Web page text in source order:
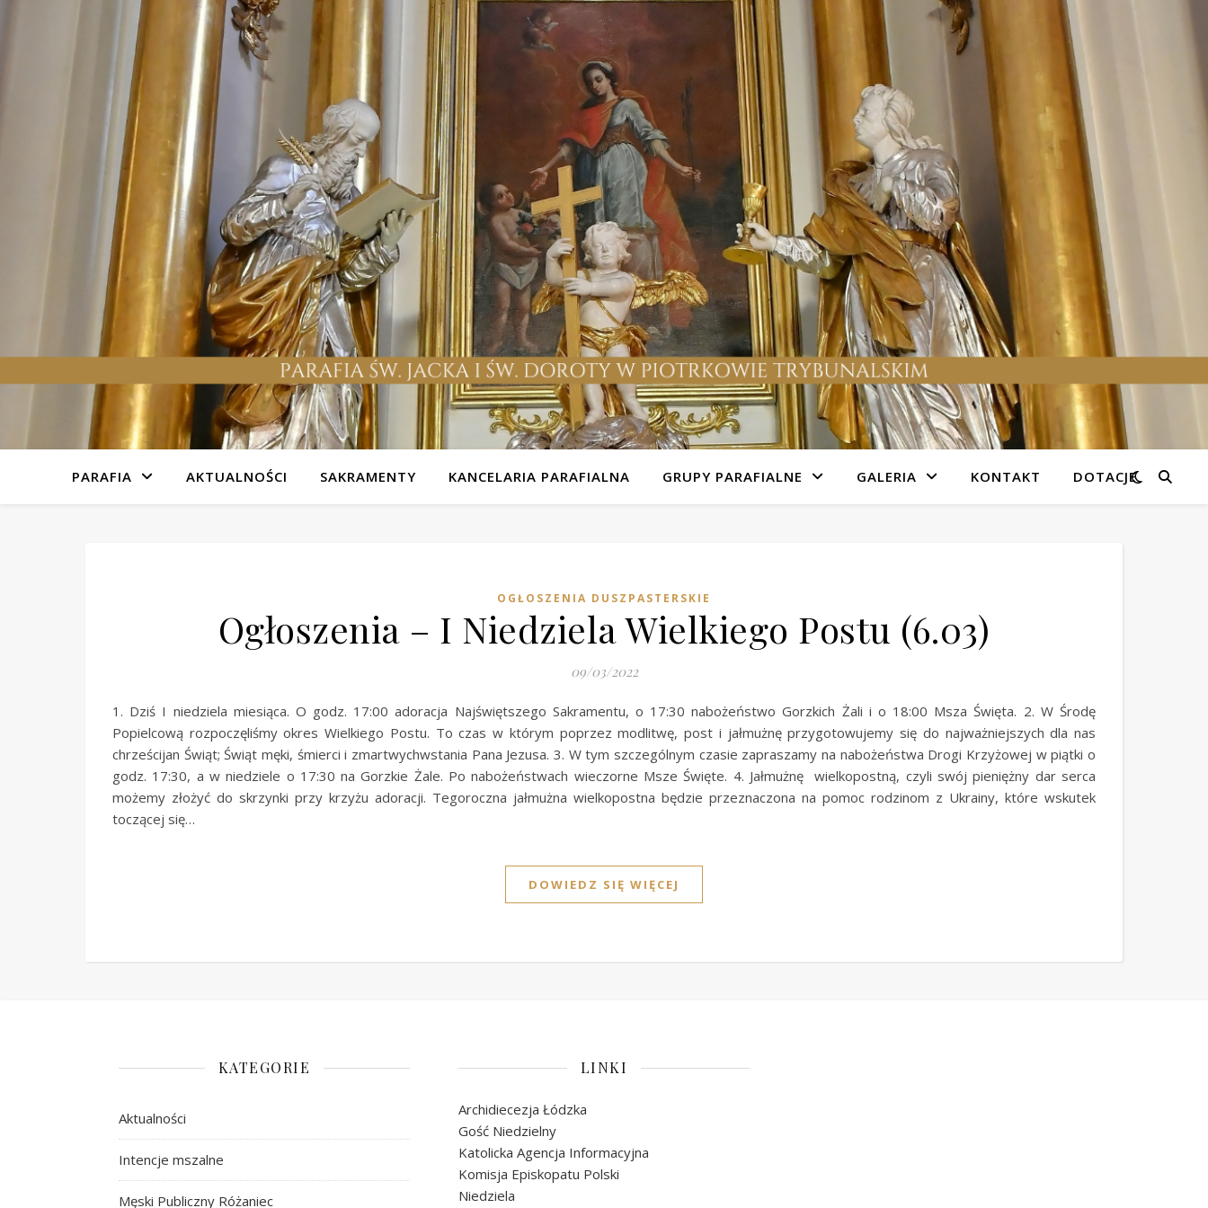
PARAFIA AKTUALNOŚCI SAKRAMENTY KANCELARIA PARAFIALNA GRUPY PARAFIALNE GALERIA KONTAKT DOTACJE
OGŁOSZENIA DUSZPASTERSKIE
Ogłoszenia – I Niedziela Wielkiego Postu (6.03)
09/03/2022
1. Dziś I niedziela miesiąca. O godz. 17:00 adoracja Najświętszego Sakramentu, o 17:30 nabożeństwo Gorzkich Żali i o 18:00 Msza Święta. 2. W Środę
Popielcową rozpoczęliśmy okres Wielkiego Postu. To czas w którym poprzez modlitwę, post i jałmużnę przygotowujemy się do najważniejszych dla nas
chrześcijan Świąt; Świąt męki, śmierci i zmartwychwstania Pana Jezusa. 3. W tym szczególnym czasie zapraszamy na nabożeństwa Drogi Krzyżowej w piątki o
godz. 17:30, a w niedziele o 17:30 na Gorzkie Żale. Po nabożeństwach wieczorne Msze Święte. 4. Jałmużnę wielkopostną, czyli swój pieniężny dar serca
możemy złożyć do skrzynki przy krzyżu adoracji. Tegoroczna jałmużna wielkopostna będzie przeznaczona na pomoc rodzinom z Ukrainy, które wskutek
toczącej się…
DOWIEDZ SIĘ WIĘCEJ
KATEGORIE
Aktualności
Intencje mszalne
Męski Publiczny Różaniec
LINKI
Archidiecezja Łódzka
Gość Niedzielny
Katolicka Agencja Informacyjna
Komisja Episkopatu Polski
Niedziela